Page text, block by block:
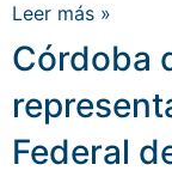
Leer más »
Córdoba
Federal